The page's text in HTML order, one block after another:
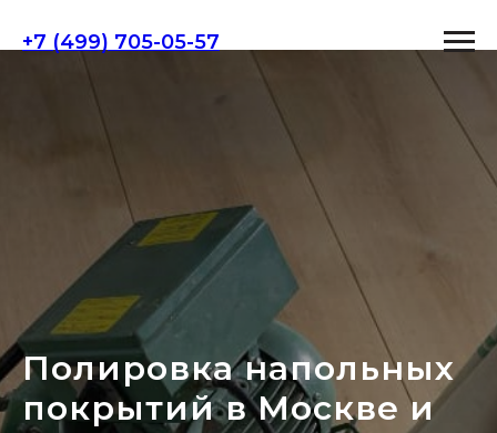
+7 (499) 705-05-57
Полировка напольных
покрытий в Москве и